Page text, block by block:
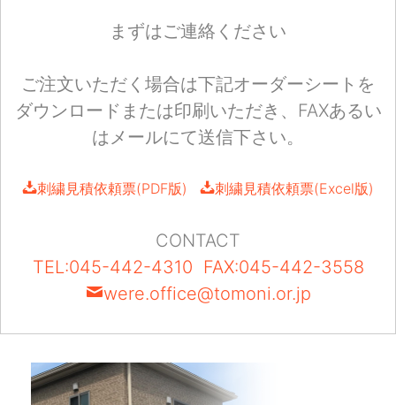
まずはご連絡ください
ご注文いただく場合は下記オーダーシートを
ダウンロードまたは印刷いただき、FAXあるい
はメールにて送信下さい。
刺繍見積依頼票(PDF版) 刺繍見積依頼票(Excel版)
CONTACT
TEL:045-442-4310
FAX:045-442-3558
were.office@tomoni.or.jp